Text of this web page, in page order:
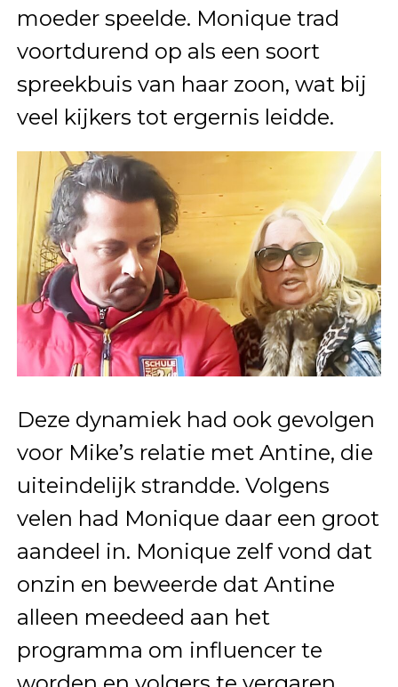
moeder speelde. Monique trad
voortdurend op als een soort
spreekbuis van haar zoon, wat bij
veel kijkers tot ergernis leidde.
Deze dynamiek had ook gevolgen
voor Mike’s relatie met Antine, die
uiteindelijk strandde. Volgens
velen had Monique daar een groot
aandeel in. Monique zelf vond dat
onzin en beweerde dat Antine
alleen meedeed aan het
programma om influencer te